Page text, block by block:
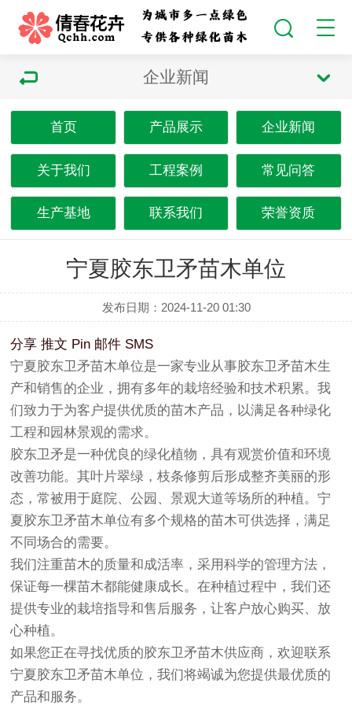
企业新闻
首页 产品展示 企业新闻
关于我们 工程案例 常见问答
生产基地 联系我们 荣誉资质
宁夏胶东卫矛苗木单位
发布日期：2024-11-20 01:30
分享 推文 Pin 邮件 SMS
宁夏胶东卫矛苗木单位是一家专业从事胶东卫矛苗木生
产和销售的企业，拥有多年的栽培经验和技术积累。我
们致力于为客户提供优质的苗木产品，以满足各种绿化
工程和园林景观的需求。
胶东卫矛是一种优良的绿化植物，具有观赏价值和环境
改善功能。其叶片翠绿，枝条修剪后形成整齐美丽的形
态，常被用于庭院、公园、景观大道等场所的种植。宁
夏胶东卫矛苗木单位有多个规格的苗木可供选择，满足
不同场合的需要。
我们注重苗木的质量和成活率，采用科学的管理方法，
保证每一棵苗木都能健康成长。在种植过程中，我们还
提供专业的栽培指导和售后服务，让客户放心购买、放
心种植。
如果您正在寻找优质的胶东卫矛苗木供应商，欢迎联系
宁夏胶东卫矛苗木单位，我们将竭诚为您提供最优质的
产品和服务。